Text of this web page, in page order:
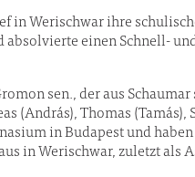
in Werischwar ihre
absolvierte einen Schnell-
sen., der aus
(András), Thomas
in Budapest und
in Werischwar, zuletzt als